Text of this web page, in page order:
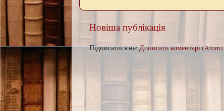
Новіша публікація
Підписатися на:Дописати коментарі (Atom)